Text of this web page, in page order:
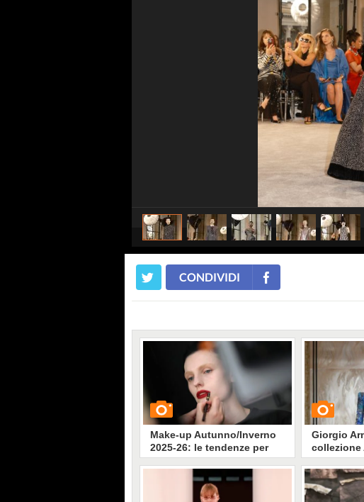
CONDIVIDI
Make-up Autunno/Inverno
2025-26: le tendenze per
viso, occhi e labbra
Giorgio
collezione
2025-2026